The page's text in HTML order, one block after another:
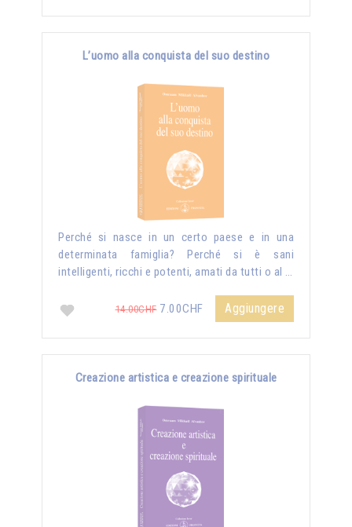
L’uomo alla conquista del suo destino
Perché si nasce in un certo paese e in una
determinata famiglia? Perché si è sani
intelligenti, ricchi e potenti, amati da tutti o al …
14.00CHF7.00CHF Aggiungere
Creazione artistica e creazione spirituale